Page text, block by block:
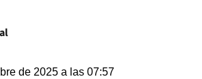
de 2025 a las 07:57